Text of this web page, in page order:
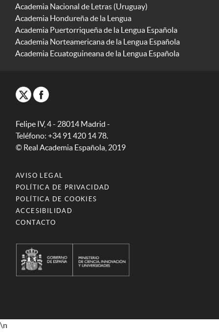
Academia Nacional de Letras (Uruguay)
Academia Hondureña de la Lengua
Academia Puertorriqueña de la Lengua Española
Academia Norteamericana de la Lengua Española
Academia Ecuatoguineana de la Lengua Española
Felipe IV, 4 - 28014 Madrid -
Teléfono: +34 91 420 14 78.
© Real Academia Española, 2019
AVISO LEGAL
POLÍTICA DE PRIVACIDAD
POLÍTICA DE COOKIES
ACCESIBILIDAD
CONTACTO
\n